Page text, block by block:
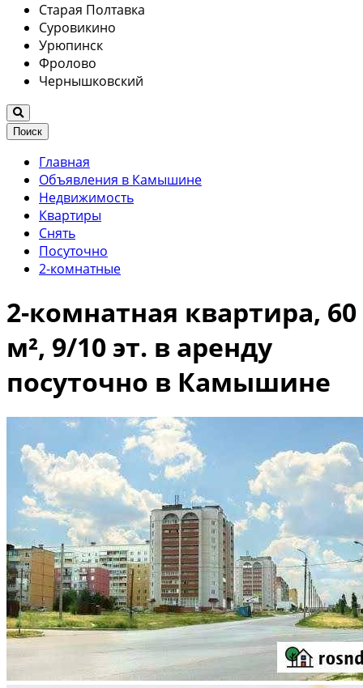
Старая Полтавка
Суровикино
Урюпинск
Фролово
Чернышковский
Поиск
Главная
Объявления в Камышине
Недвижимость
Квартиры
Снять
Посуточно
2-комнатные
2-комнатная квартира, 60
м², 9/10 эт. в аренду
посуточно в Камышине